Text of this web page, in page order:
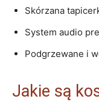
Skórzana
System audio
Podgrzewane i
Jakie są